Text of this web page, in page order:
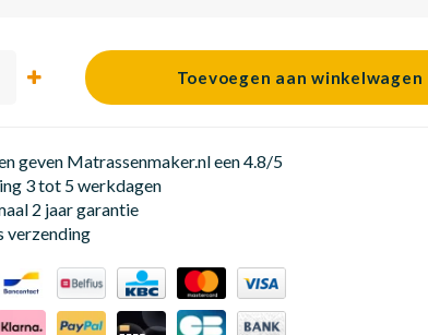
Toevoegen aan winkelwagen
geven Matrassenmaker.nl een 4.8/5
3 tot 5 werkdagen
2 jaar garantie
verzending